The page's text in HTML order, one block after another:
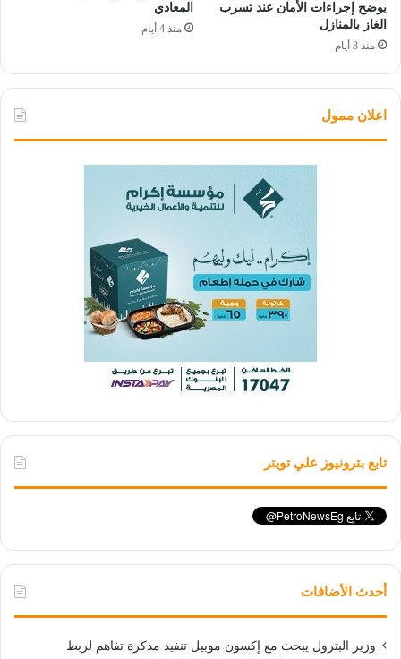
يوضح إجراءات الأمان عند تسرب
الغاز بالمنازل
منذ 3 أيام
المعادي
منذ 4 أيام
اعلان ممول
تابع بترونيوز علي تويتر
أحدث الأضافات
وزير البترول يبحث مع إكسون موبيل تنفيذ مذكرة تفاهم لربط